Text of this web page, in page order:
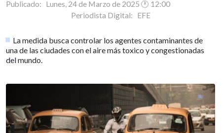
Publicado: Lunes, 24 de Marzo de 2025 🕐 12:00
Periodista Digital: EFE
La medida busca controlar los agentes contaminantes de
una de las ciudades con el aire más toxico y congestionadas
del mundo.